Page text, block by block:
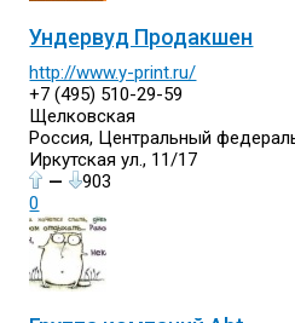
Ундервуд Продакшен
http://www.y-print.ru/
+7 (495) 510-29-59
Щелковская
Россия, Центральный
Иркутская ул., 11/17
—
903
0